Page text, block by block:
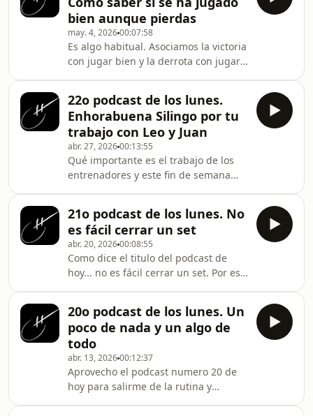
bien aunque pierdas
may. 4, 202600:07:58
Es algo habitual. Asociamos la victoria
con jugar bien y la derrota con jugar
22o podcast de los lunes.
Enhorabuena Silingo por tu
trabajo con Leo y Juan
abr. 27, 202600:13:55
Qué importante es el trabajo de los
entrenadores y este fin de semana
21o podcast de los lunes. No
es fácil cerrar un set
abr. 20, 202600:08:55
Como dice el titulo del podcast de
hoy... no es fácil cerrar un set. Por eso
20o podcast de los lunes. Un
poco de nada y un algo de
todo
abr. 13, 202600:12:37
Aprovecho el podcast numero 20 de
hoy para salirme de la rutina y